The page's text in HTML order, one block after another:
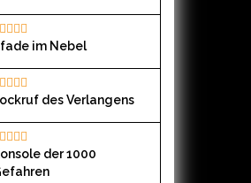
im Nebel
des Verlangens
der 1000